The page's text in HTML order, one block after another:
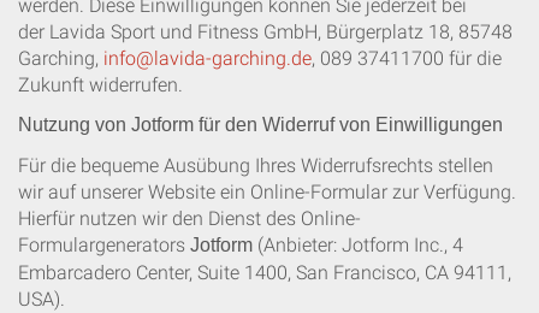
der Lavida Sport und Fitness GmbH, Bürgerplatz 18, 85748
Garching, info@lavida-garching.de, 089 37411700 für die
Zukunft widerrufen.
Nutzung von Jotform für den Widerruf von Einwilligungen
Für die bequeme Ausübung Ihres Widerrufsrechts stellen
wir auf unserer Website ein Online-Formular zur Verfügung.
Hierfür nutzen wir den Dienst des Online-
Formulargenerators Jotform (Anbieter: Jotform Inc., 4
Embarcadero Center, Suite 1400, San Francisco, CA 94111,
USA).